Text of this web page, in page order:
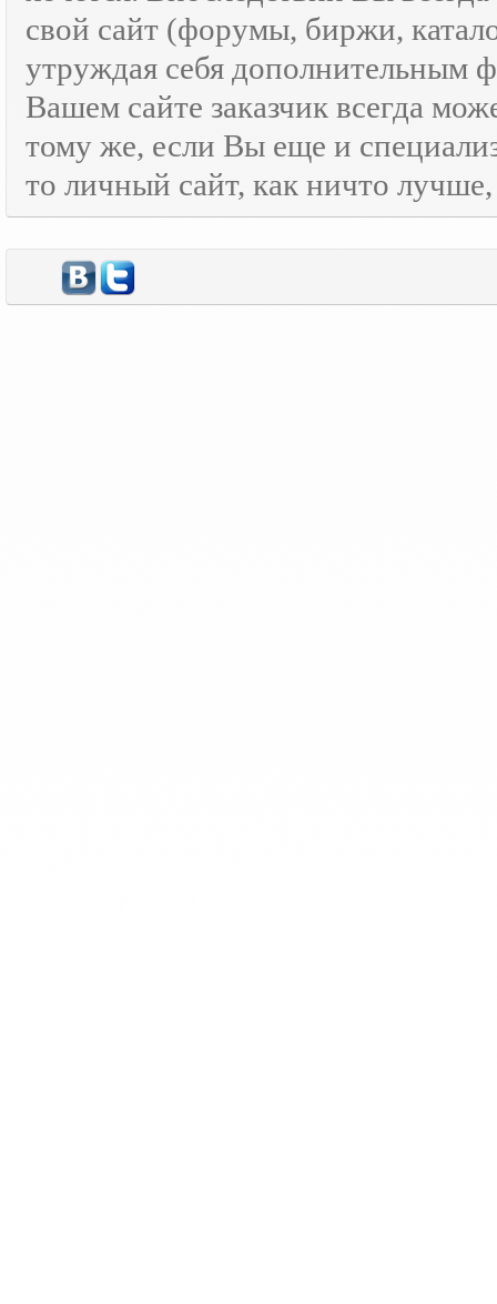
свой сайт (форумы, биржи,
утруждая себя дополнительным
Вашем сайте заказчик всегда
тому же, если Вы еще и
то личный сайт, как ничто